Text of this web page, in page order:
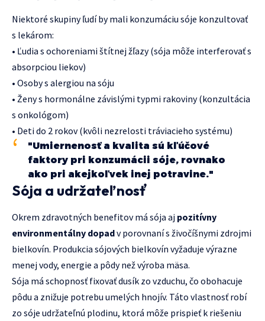
Niektoré skupiny ľudí by mali konzumáciu sóje konzultovať
s lekárom:
• Ľudia s ochoreniami štítnej žľazy (sója môže interferovať s
absorpciou liekov)
• Osoby s alergiou na sóju
• Ženy s hormonálne závislými typmi rakoviny (konzultácia
s onkológom)
• Deti do 2 rokov (kvôli nezrelosti tráviacieho systému)
"Umiernenosť a kvalita sú kľúčové
faktory pri konzumácii sóje, rovnako
ako pri akejkoľvek inej potravine."
Sója a udržateľnosť
Okrem zdravotných benefitov má sója aj pozitívny
environmentálny dopadv porovnaní s živočíšnymi zdrojmi
bielkovín. Produkcia sójových bielkovín vyžaduje výrazne
menej vody, energie a pôdy než výroba mäsa.
Sója má schopnosť fixovať dusík zo vzduchu, čo obohacuje
pôdu a znižuje potrebu umelých hnojív. Táto vlastnosť robí
zo sóje udržateľnú plodinu, ktorá môže prispieť k riešeniu